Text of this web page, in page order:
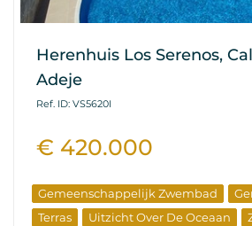
Herenhuis Los Serenos,
Adeje
Ref. ID: VS5620I
€ 420.000
Gemeenschappelijk Zwembad
Terras
Uitzicht Over De Oceaan